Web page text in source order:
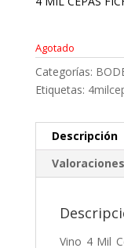
Agotado
Categorías:
Etiquetas:
Descripción
Vino 4 Mil